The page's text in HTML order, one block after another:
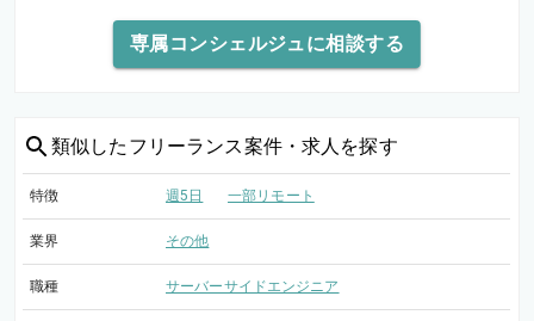
専属コンシェルジュに相談する
類似した フリーランス案件・求人を探す
特徴 週5日 一部リモート
業界 その他
職種 サーバーサイドエンジニア